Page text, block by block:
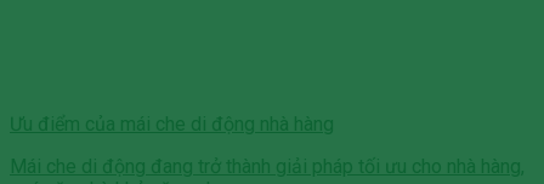
Ưu điểm của mái che di động nhà hàng
Mái che di động đang trở thành giải pháp tối ưu cho nhà hàng,